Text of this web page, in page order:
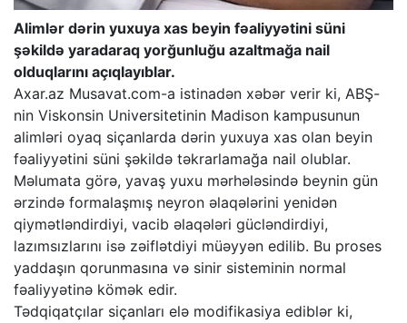
Alimlər dərin yuxuya xas beyin fəaliyyətini süni
şəkildə yaradaraq yorğunluğu azaltmağa nail
olduqlarını açıqlayıblar.
Axar.az Musavat.com-a istinadən xəbər verir ki, ABŞ-
nin Viskonsin Universitetinin Madison kampusunun
alimləri oyaq siçanlarda dərin yuxuya xas olan beyin
fəaliyyətini süni şəkildə təkrarlamağa nail olublar.
Məlumata görə, yavaş yuxu mərhələsində beynin gün
ərzində formalaşmış neyron əlaqələrini yenidən
qiymətləndirdiyi, vacib əlaqələri gücləndirdiyi,
lazımsızlarını isə zəiflətdiyi müəyyən edilib. Bu proses
yaddaşın qorunmasına və sinir sisteminin normal
fəaliyyətinə kömək edir.
Tədqiqatçılar siçanları elə modifikasiya ediblər ki,